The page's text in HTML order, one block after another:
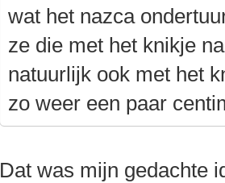
wat het nazca
ze die met het knikje
natuurlijk ook met het
zo weer een paar
Dat was mijn gedachte